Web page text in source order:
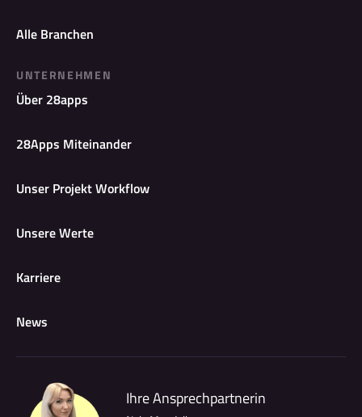
Alle Branchen
UNTERNEHMEN
Über 28apps
28Apps Miteinander
Unser Projekt Workflow
Unsere Werte
Karriere
News
Ihre Ansprechpartnerin